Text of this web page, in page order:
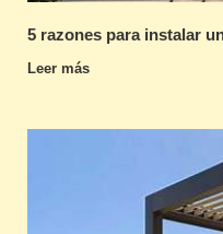
5 razones para instalar
Leer más